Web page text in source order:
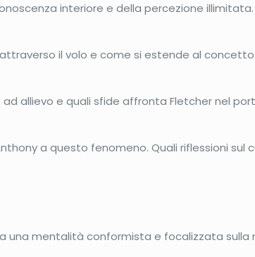
interiore e della percezione
il volo e come si estende al
allievo e quali sfide affronta Fletcher nel
a questo fenomeno. Quali riflessioni sul
una mentalità conformista e focalizzata sulla